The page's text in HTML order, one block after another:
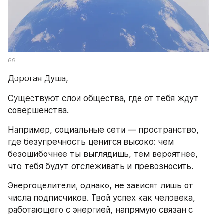
69
Дорогая Душа,
Существуют слои общества, где от тебя ждут
совершенства.
Например, социальные сети — пространство,
где безупречность ценится высоко: чем
безошибочнее ты выглядишь, тем вероятнее,
что тебя будут отслеживать и превозносить.
Энергоцелители, однако, не зависят лишь от
числа подписчиков. Твой успех как человека,
работающего с энергией, напрямую связан с